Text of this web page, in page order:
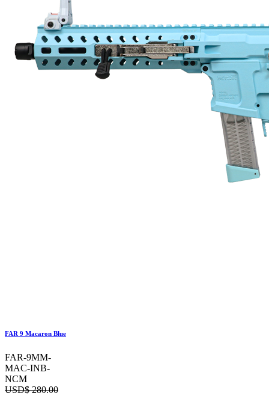
FAR 9 Macaron Blue
FAR-9MM-
MAC-INB-
NCM
USD$280.00